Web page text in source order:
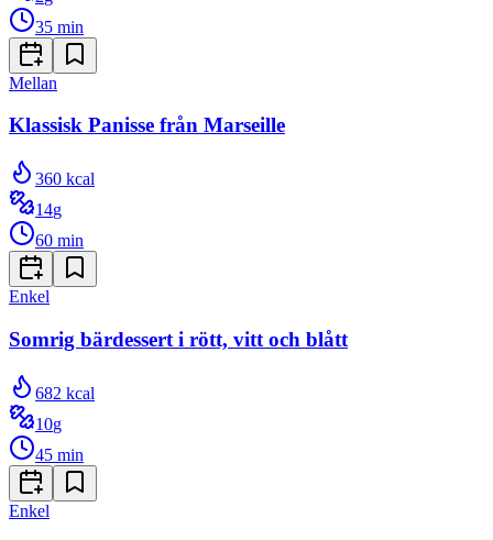
35 min
Mellan
Klassisk Panisse från Marseille
360 kcal
14g
60 min
Enkel
Somrig bärdessert i rött, vitt och blått
682 kcal
10g
45 min
Enkel